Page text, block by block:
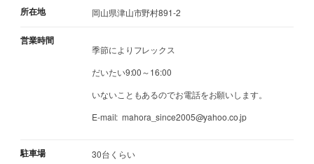
所在地 岡山県津山市野村891-2
営業時間
季節によりフレックス
だいたい9:00～16:00
いないこともあるのでお電話をお願いします。
E-mail: mahora_since2005@yahoo.co.jp
駐車場 30台くらい